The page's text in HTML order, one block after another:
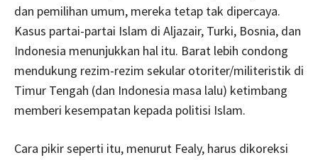
dan pemilihan umum, mereka tetap tak dipercaya.
Kasus partai-partai Islam di Aljazair, Turki, Bosnia, dan
Indonesia menunjukkan hal itu. Barat lebih condong
mendukung rezim-rezim sekular otoriter/militeristik di
Timur Tengah (dan Indonesia masa lalu) ketimbang
memberi kesempatan kepada politisi Islam.
Cara pikir seperti itu, menurut Fealy, harus dikoreksi